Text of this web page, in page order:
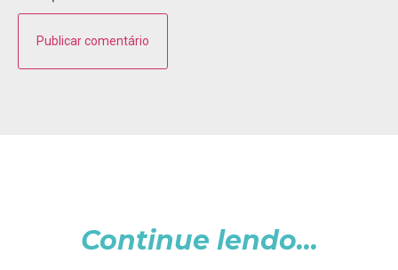
Continue lendo...